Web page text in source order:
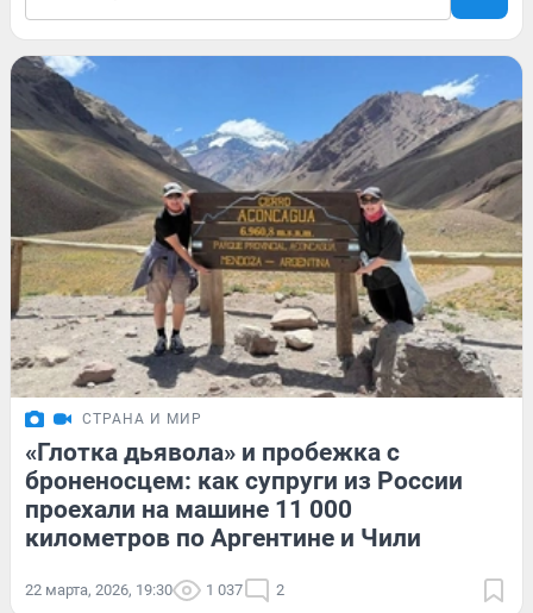
СТРАНА И МИР
«Глотка дьявола» и пробежка с
броненосцем: как супруги из России
проехали на машине 11 000
километров по Аргентине и Чили
22 марта, 2026, 19:30 1 037 2